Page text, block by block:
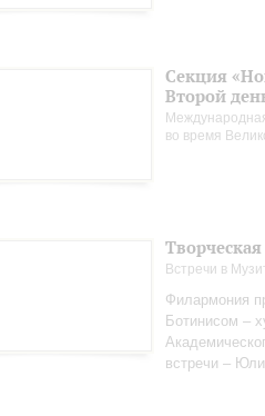
Секция
Второй
во время
Встречи в
Филармония
Ботинисом –
встречи –